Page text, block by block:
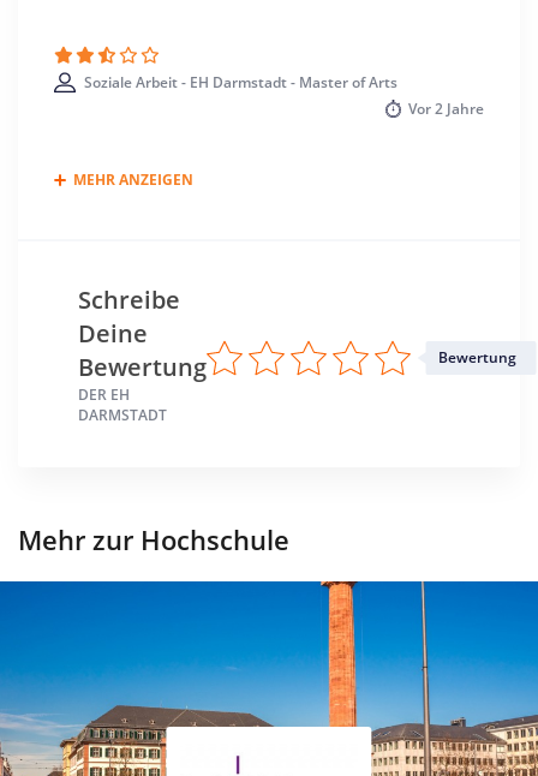
Soziale Arbeit - EH Darmstadt - Master of Arts
Vor2 Jahre
MEHR ANZEIGEN
Schreibe
Deine
Bewertung
DER EH
DARMSTADT
Bewertung
Mehr zur Hochschule